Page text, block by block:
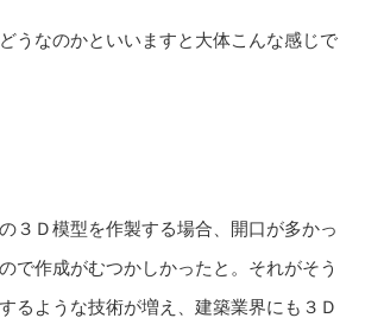
うなのかといいますと大体こんな感じで
３Ｄ模型を作製する場合、開口が多かっ
で作成がむつかしかったと。それがそう
るような技術が増え、建築業界にも３Ｄ